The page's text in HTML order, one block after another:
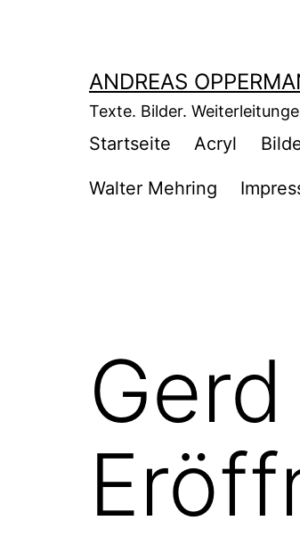
ANDREAS
Texte. Bilder.
Startseite Acryl
Walter Mehring